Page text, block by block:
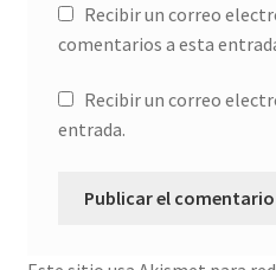
Recibir un correo
comentarios a esta
Recibir un correo
entrada.